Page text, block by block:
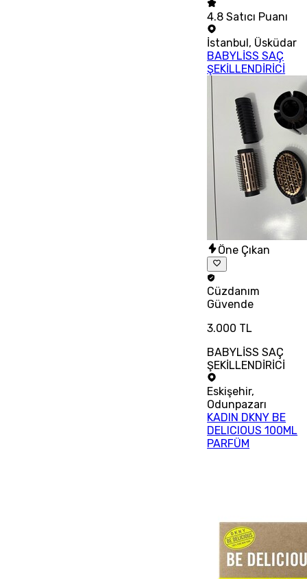
4.8 Satıcı Puanı
İstanbul, Üsküdar
BABYLİSS SAÇ
ŞEKİLLENDİRİCİ
Öne Çıkan
Cüzdanım
Güvende
3.000 TL
BABYLİSS SAÇ
ŞEKİLLENDİRİCİ
Eskişehir,
Odunpazarı
KADIN DKNY BE
DELICIOUS 100ML
PARFÜM